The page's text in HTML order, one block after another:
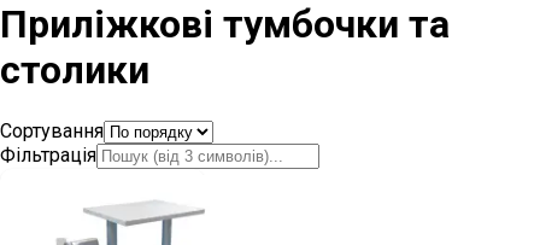
Приліжкові тумбочки та
столики
Сортування
Фільтрація